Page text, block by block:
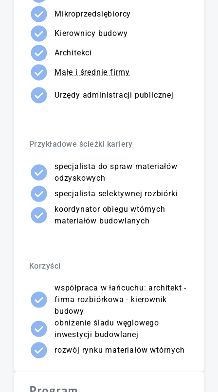
Mikroprzedsiębiorcy
Kierownicy budowy
Architekci
Małe i średnie firmy
Urzędy administracji publicznej
Przykładowe ścieżki kariery
specjalista do spraw materiałów
odzyskowych
specjalista selektywnej rozbiórki
koordynator obiegu wtórnych
materiałów budowlanych
Korzyści
współpraca w łańcuchu: architekt -
firma rozbiórkowa - kierownik
budowy
obniżenie śladu węglowego
inwestycji budowlanej
rozwój rynku materiałów wtórnych